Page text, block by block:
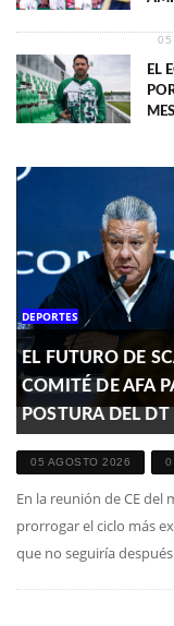
05
EL
DEPORTES
EL FUTURO DE
COMITÉ DE AFA
POSTURA DEL DT
05 AGOSTO 2026 0
En la reunión de CE
prorrogar el ciclo más
que no seguiría